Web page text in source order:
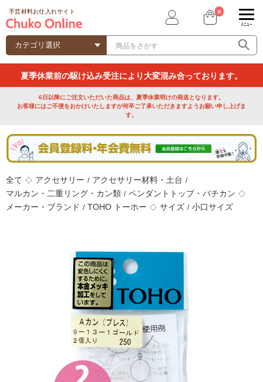
夏季休業前の駆け込み受注により大変混み合っております。
6日以降にご注文いただいた商品は、夏季休業明けの発送となります。
お客様にはご不便をおかけいたしますが何卒ご了承いただきますようお願い申し上げま
す。
全て ◇ アクセサリー / アクセサリー材料・土台 /
マルカン・二重リング・カン類 / ペンダントトップ・バチカン ◇
メーカー・ブランド / TOHO トーホー ◇ サイズ / 小口サイズ
手芸材料お仕入れサイト 0
ﾒﾆｭｰ